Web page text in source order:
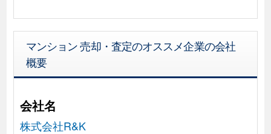
マンション 売却・査定のオススメ企業の会社
概要
会社名
株式会社R&K